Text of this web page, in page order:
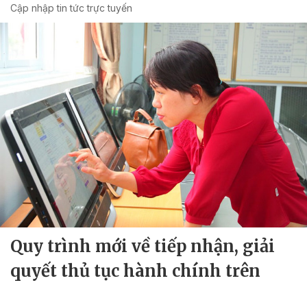
Cập nhập tin tức trực tuyến
Quy trình mới về tiếp nhận, giải
quyết thủ tục hành chính trên